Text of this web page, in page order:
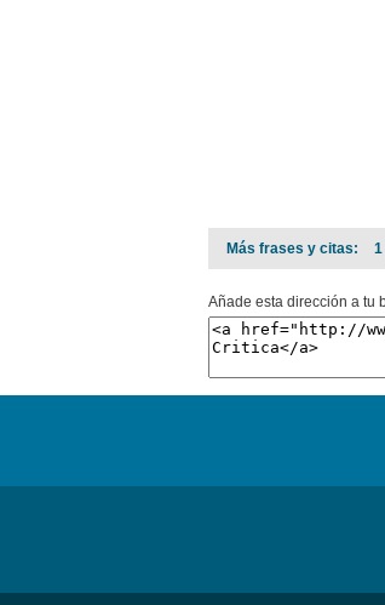
Más frases y citas: 1 |
Añade esta dirección a tu